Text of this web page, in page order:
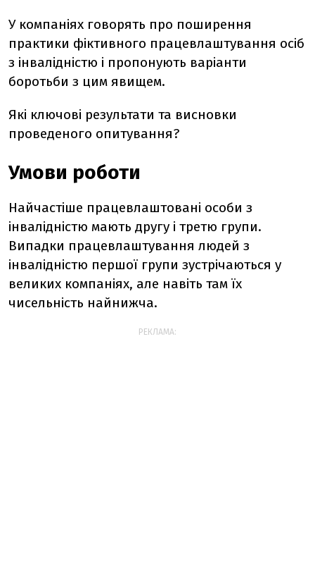
У компаніях говорять про поширення
практики фіктивного працевлаштування осіб
з інвалідністю і пропонують варіанти
боротьби з цим явищем.
Які ключові результати та висновки
проведеного опитування?
Умови роботи
Найчастіше працевлаштовані особи з
інвалідністю мають другу і третю групи.
Випадки працевлаштування людей з
інвалідністю першої групи зустрічаються у
великих компаніях, але навіть там їх
чисельність найнижча.
РЕКЛАМА: